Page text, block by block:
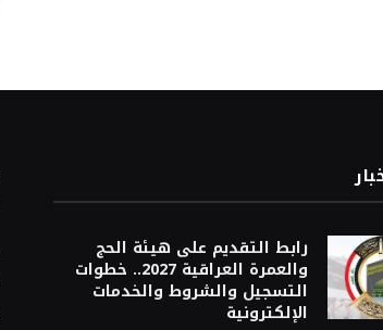
رابط التقديم على هيئة الحج
والعمرة العراقية 2027.. خطوات
التسجيل والشروط والخدمات
الإلكترونية